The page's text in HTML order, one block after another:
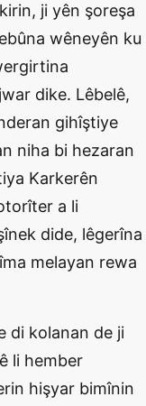
ji yên şoreşa
wêneyên ku
dike. Lêbelê,
gihîştiye
niha bi hezaran
Karkerên
a li
dide, lêgerîna
melayan rewa
di kolanan de ji
li hember
hişyar bimînin